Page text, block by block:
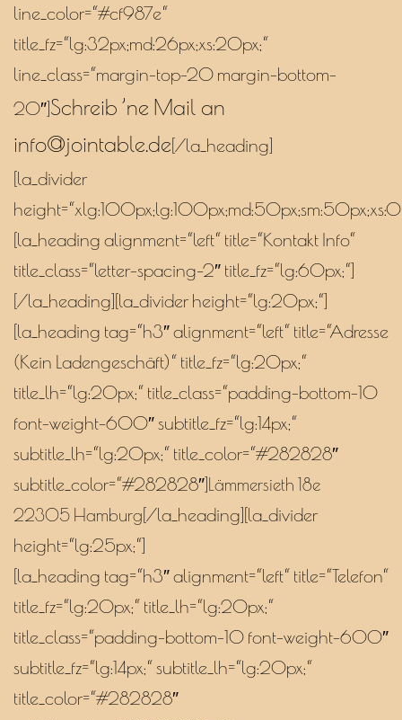
line_color=“#cf987e“
title_fz=“lg:32px;md:26px;xs:20px;“
line_class=“margin-top-20 margin-bottom-
20″] Schreib ’ne Mail an
info@jointable.de [/la_heading]
[la_divider
[la_heading alignment=“left“ title=“Kontakt Info“
title_class=“letter-spacing–2″ title_fz=“lg:60px;“]
[/la_heading][la_divider height=“lg:20px;“]
[la_heading tag=“h3″ alignment=“left“ title=“Adresse
(Kein Ladengeschäft)“ title_fz=“lg:20px;“
title_lh=“lg:20px;“ title_class=“padding-bottom-10
font-weight-600″ subtitle_fz=“lg:14px;“
subtitle_lh=“lg:20px;“ title_color=“#282828″
subtitle_color=“#282828″] Lämmersieth 18e
22305 Hamburg [/la_heading][la_divider
height=“lg:25px;“]
[la_heading tag=“h3″ alignment=“left“ title=“Telefon“
title_fz=“lg:20px;“ title_lh=“lg:20px;“
title_class=“padding-bottom-10 font-weight-600″
subtitle_fz=“lg:14px;“ subtitle_lh=“lg:20px;“
title_color=“#282828″